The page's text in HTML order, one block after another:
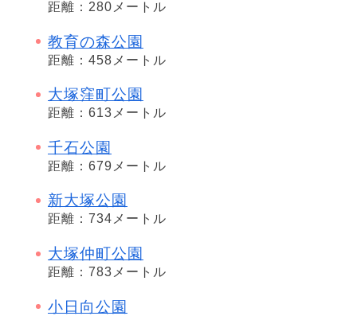
距離：280メートル
教育の森公園
距離：458メートル
大塚窪町公園
距離：613メートル
千石公園
距離：679メートル
新大塚公園
距離：734メートル
大塚仲町公園
距離：783メートル
小日向公園